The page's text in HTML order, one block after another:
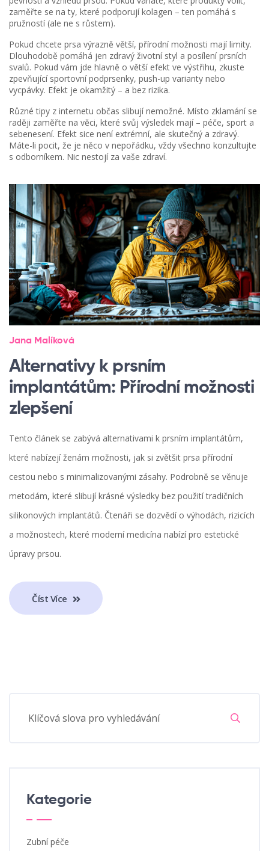
zaměřte se na ty, které podporují kolagen – ten pomáhá s
pružností (ale ne s růstem).
Pokud chcete prsa výrazně větší, přírodní možnosti mají limity.
Dlouhodobě pomáhá jen zdravý životní styl a posílení prsních
svalů. Pokud vám jde hlavně o větší efekt ve výstřihu, zkuste
zpevňující sportovní podprsenky, push-up varianty nebo
vycpávky. Efekt je okamžitý – a bez rizika.
Různé tipy z internetu občas slibují nemožné. Místo zklamání se
raději zaměřte na věci, které svůj výsledek mají – péče, sport a
sebenesení. Efekt sice není extrémní, ale skutečný a zdravý.
Máte-li pocit, že je něco v nepořádku, vždy všechno konzultujte
s odborníkem. Nic nestojí za vaše zdraví.
Jana Malíková
Alternativy k prsním
implantátům: Přírodní možnosti
zlepšení
Tento článek se zabývá alternativami k prsním implantátům,
které nabízejí ženám možnosti, jak si zvětšit prsa přírodní
cestou nebo s minimalizovanými zásahy. Podrobně se věnuje
metodám, které slibují krásné výsledky bez použití tradičních
silikonových implantátů. Čtenáři se dozvědí o výhodách, rizicích
a možnostech, které moderní medicína nabízí pro estetické
úpravy prsou.
Číst Více
Kategorie
Zubní péče